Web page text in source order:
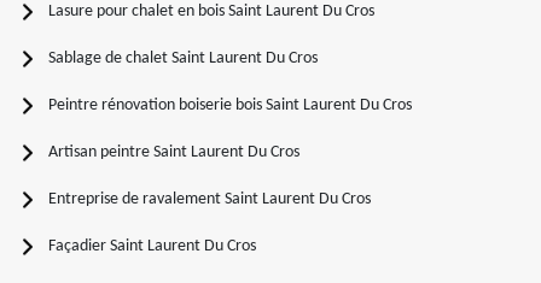
Lasure pour chalet en bois Saint Laurent Du Cros
Sablage de chalet Saint Laurent Du Cros
Peintre rénovation boiserie bois Saint Laurent Du Cros
Artisan peintre Saint Laurent Du Cros
Entreprise de ravalement Saint Laurent Du Cros
Façadier Saint Laurent Du Cros